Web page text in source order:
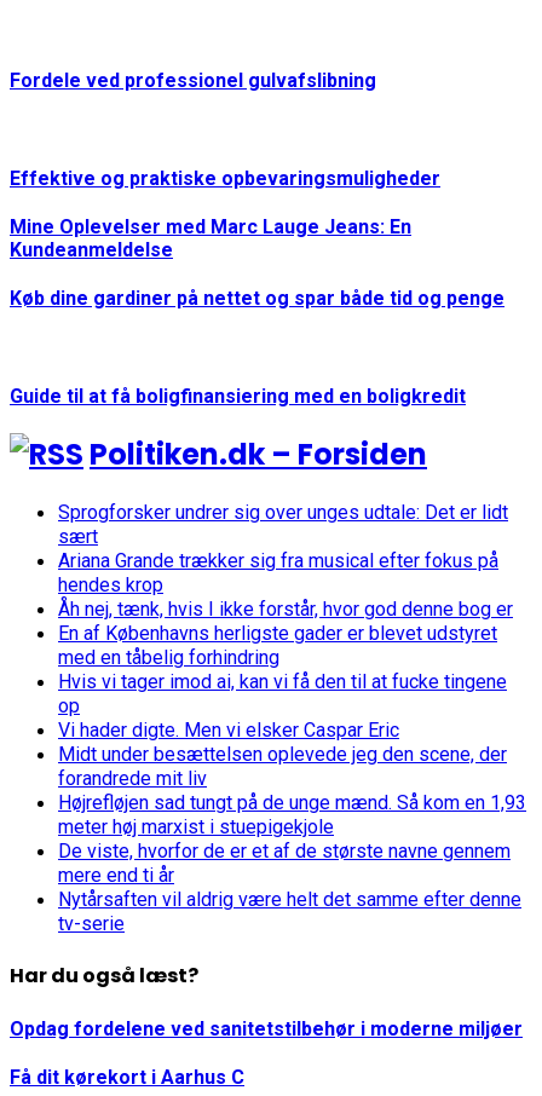
Fordele ved professionel gulvafslibning
Effektive og praktiske opbevaringsmuligheder
Mine Oplevelser med Marc Lauge Jeans: En
Kundeanmeldelse
Køb dine gardiner på nettet og spar både tid og penge
Guide til at få boligfinansiering med en boligkredit
Politiken.dk – Forsiden
Sprogforsker undrer sig over unges udtale: Det er lidt
sært
Ariana Grande trækker sig fra musical efter fokus på
hendes krop
Åh nej, tænk, hvis I ikke forstår, hvor god denne bog er
En af Københavns herligste gader er blevet udstyret
med en tåbelig forhindring
Hvis vi tager imod ai, kan vi få den til at fucke tingene
op
Vi hader digte. Men vi elsker Caspar Eric
Midt under besættelsen oplevede jeg den scene, der
forandrede mit liv
Højrefløjen sad tungt på de unge mænd. Så kom en 1,93
meter høj marxist i stuepigekjole
De viste, hvorfor de er et af de største navne gennem
mere end ti år
Nytårsaften vil aldrig være helt det samme efter denne
tv-serie
Har du også læst?
Opdag fordelene ved sanitetstilbehør i moderne miljøer
Få dit kørekort i Aarhus C